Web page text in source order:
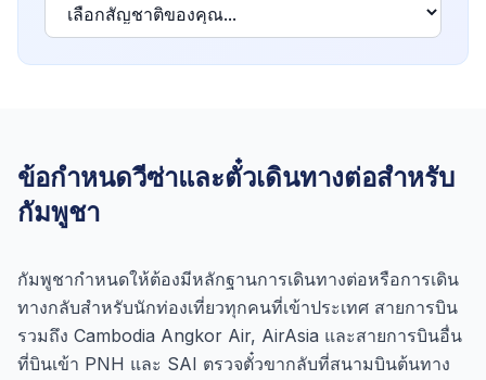
ข้อกำหนดวีซ่าและตั๋วเดินทางต่อสำหรับ
กัมพูชา
กัมพูชากำหนดให้ต้องมีหลักฐานการเดินทางต่อหรือการเดิน
ทางกลับสำหรับนักท่องเที่ยวทุกคนที่เข้าประเทศ สายการบิน
รวมถึง Cambodia Angkor Air, AirAsia และสายการบินอื่น
ที่บินเข้า PNH และ SAI ตรวจตั๋วขากลับที่สนามบินต้นทาง